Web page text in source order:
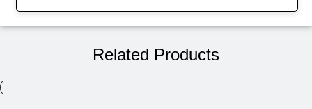
Related Products